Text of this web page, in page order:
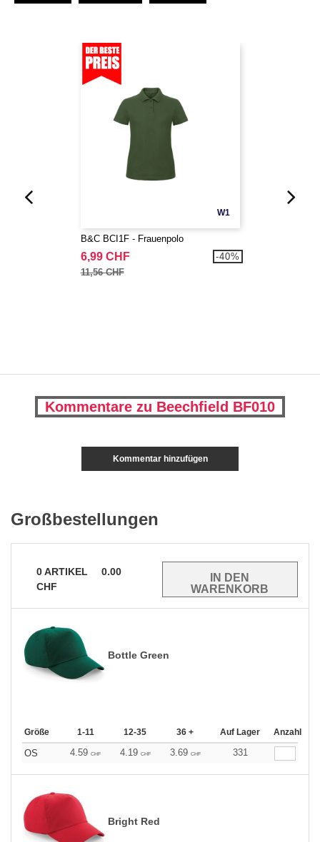
W1
B&C BCI1F - Frauenpolo
6,99 CHF
11,56 CHF
-40%
Kommentare zu Beechfield BF010
Kommentar hinzufügen
Großbestellungen
0ARTIKEL
0.00
CHF
Bottle Green
Größe 1-11 12-35 36 + Auf Lager Anzahl
OS 4.59 CHF 4.19 CHF 3.69 CHF 331
Bright Red